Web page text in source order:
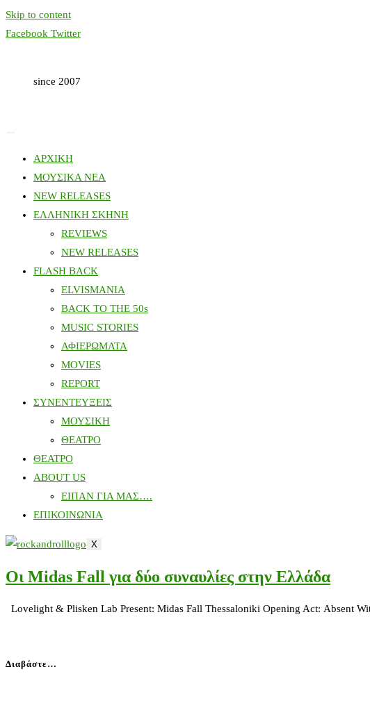
Skip to content
Facebook Twitter
since 2007
ΑΡΧΙΚΗ
ΜΟΥΣΙΚΑ ΝΕΑ
NEW RELEASES
ΕΛΛΗΝΙΚΗ ΣΚΗΝΗ
REVIEWS
NEW RELEASES
FLASH BACK
ELVISMANIA
BACK TO THE 50s
MUSIC STORIES
ΑΦΙΕΡΩΜΑΤΑ
MOVIES
REPORT
ΣΥΝΕΝΤΕΥΞΕΙΣ
ΜΟΥΣΙΚΗ
ΘΕΑΤΡΟ
ΘΕΑΤΡΟ
ABOUT US
ΕΙΠΑΝ ΓΙΑ ΜΑΣ….
ΕΠΙΚΟΙΝΩΝΙΑ
X
Οι Midas Fall για δύο συναυλίες στην Ελλάδα
Lovelight & Plisken Lab Present: Midas Fall Thessaloniki Opening Act: Αbsent
Διαβάστε…